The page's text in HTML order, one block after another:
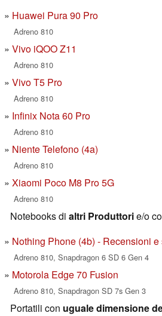
Huawei Pura 90 Pro
Adreno 810
Vivo iQOO Z11
Adreno 810
Vivo T5 Pro
Adreno 810
Infinix Nota 60 Pro
Adreno 810
Niente Telefono (4a)
Adreno 810
Xiaomi Poco M8 Pro 5G
Adreno 810
Notebooks di altri Produttorie/o
Nothing Phone (4b) - Recensioni
Adreno 810, Snapdragon 6 SD 6 Gen 4
Motorola Edge 70 Fusion
Adreno 810, Snapdragon SD 7s Gen 3
Portatili con uguale dimensione